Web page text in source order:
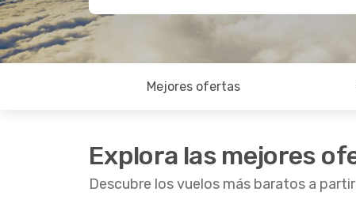
Mejores ofertas
Explora las mejores
Descubre los vuelos más baratos a